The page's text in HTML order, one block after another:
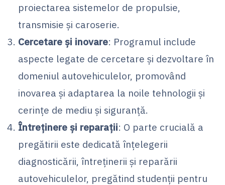
proiectarea sistemelor de propulsie,
transmisie și caroserie.
Cercetare și inovare: Programul include
aspecte legate de cercetare și dezvoltare în
domeniul autovehiculelor, promovând
inovarea și adaptarea la noile tehnologii și
cerințe de mediu și siguranță.
Întreținere și reparații: O parte crucială a
pregătirii este dedicată înțelegerii
diagnosticării, întreținerii și reparării
autovehiculelor, pregătind studenții pentru